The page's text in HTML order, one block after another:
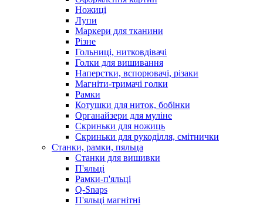
Ножиці
Лупи
Маркери для тканини
Різне
Гольниці, нитковдівачі
Голки для вишивання
Наперстки, вспорювачі, різаки
Магніти-тримачі голки
Рамки
Котушки для ниток, бобінки
Органайзери для муліне
Скриньки для ножиць
Скриньки для рукоділля, смітнички
Станки, рамки, пяльца
Станки для вишивки
П'яльці
Рамки-п'яльці
Q-Snaps
П'яльці магнітні